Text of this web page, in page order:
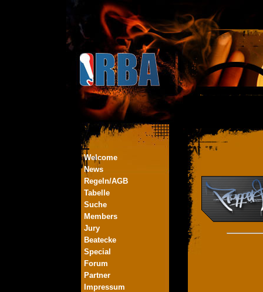
Welcome
News
Regeln/AGB
Tabelle
Suche
Members
Jury
Beatecke
Special
Forum
Partner
Impressum